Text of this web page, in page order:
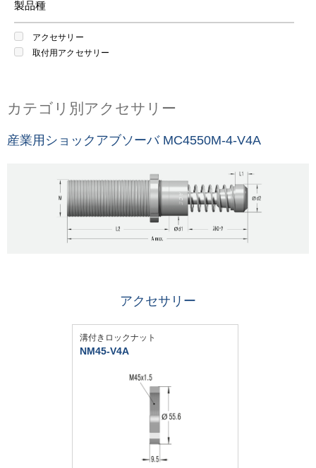
製品種
アクセサリー
取付用アクセサリー
カテゴリ別アクセサリー
産業用ショックアブソーバ MC4550M-4-V4A
アクセサリー
溝付きロックナット
NM45-V4A